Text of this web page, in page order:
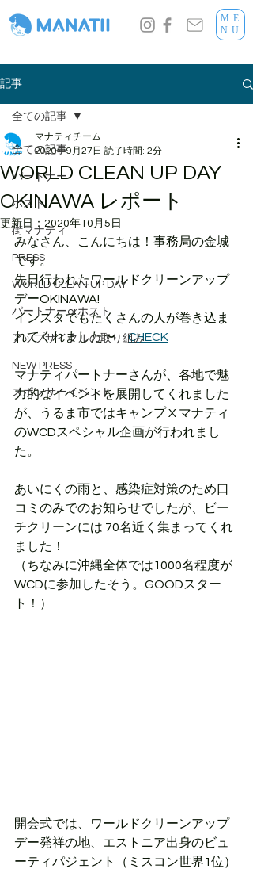
ME
NU
記事
全ての記事
パートナー
ホスト
街マナティ
PRESS
WORLD CLEAN UP DAY
パートナーorホスト
アップサイクルの取り組み
NEW PRESS
スポンサーイベント
全ての記事
WORLD CLEAN UP DAY
OKINAWA レポート
マナティチーム
2020年9月27日 読了時間: 2分
更新日： 2020年10月5日
みなさん、こんにちは！事務局の金城
です。
先日行われたワールドクリーンアップ
デーOKINAWA!
インスタでもたくさんの人が巻き込ま
れてくれました〜 CHECK
マナティパートナーさんが、各地で魅
力的なイベントを展開してくれました
が、うるま市ではキャンプ X マナティ
のWCDスペシャル企画が行われまし
た。
あいにくの雨と、感染症対策のため口
コミのみでのお知らせでしたが、ビー
チクリーンには 70名近く集まってくれ
ました！
（ちなみに沖縄全体では1000名程度が
WCDに参加したそう。GOODスター
ト！）
開会式では、ワールドクリーンアップ
デー発祥の地、エストニア出身のビュ
ーティパジェント（ミスコン世界1位）